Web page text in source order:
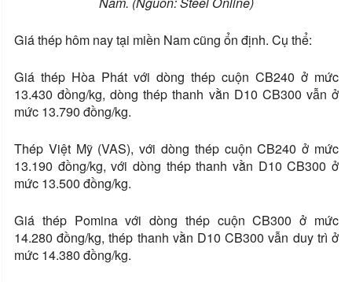
Giá thép hôm nay tại miền Nam cũng ổn định. Cụ thể:
Giá thép Hòa Phát với dòng thép cuộn CB240 ở mức
13.430 đồng/kg, dòng thép thanh vằn D10 CB300 vẫn ở
mức 13.790 đồng/kg.
Thép Việt Mỹ (VAS), với dòng thép cuộn CB240 ở mức
13.190 đồng/kg, với dòng thép thanh vằn D10 CB300 ở
mức 13.500 đồng/kg.
Giá thép Pomina với dòng thép cuộn CB300 ở mức
14.280 đồng/kg, thép thanh vằn D10 CB300 vẫn duy trì ở
mức 14.380 đồng/kg.